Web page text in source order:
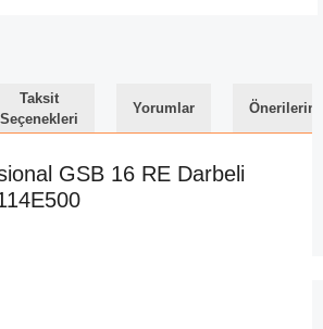
Taksit
Seçenekleri
Yorumlar
GSB 16 RE Darbeli